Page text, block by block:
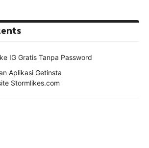
IG Gratis Tanpa Password
Aplikasi Getinsta
Stormlikes.com